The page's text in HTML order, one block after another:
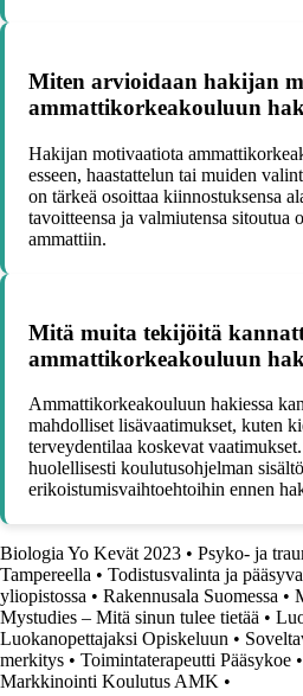
Miten arvioidaan hakijan
ammattikorkeakouluun
Hakijan motivaatiota
esseen, haastattelun tai muiden
on tärkeä osoittaa kiinnostuksensa
tavoitteensa ja valmiutensa sitoutua
ammattiin.
Mitä muita tekijöitä
ammattikorkeakouluun
Ammattikorkeakouluun hakiessa
mahdolliset lisävaatimukset, kuten
terveydentilaa koskevat
huolellisesti koulutusohjelman
erikoistumisvaihtoehtoihin ennen
Biologia Yo Kevät 2023 • Psyko- ja
Tampereella • Todistusvalinta ja
yliopistossa • Rakennusala Suomessa •
Mystudies – Mitä sinun tulee tietää •
Luokanopettajaksi Opiskeluun •
merkitys • Toimintaterapeutti Pääsykoe •
Markkinointi Koulutus AMK •